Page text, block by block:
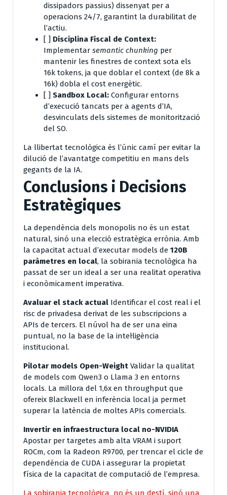
dissipadors passius) dissenyat per a
operacions 24/7, garantint la durabilitat de
l’actiu.
[ ] Disciplina Fiscal de Context:
Implementar semantic chunking per
mantenir les finestres de context sota els
16k tokens, ja que doblar el context (de 8k a
16k) dobla el cost energètic.
[ ] Sandbox Local: Configurar entorns
d’execució tancats per a agents d’IA,
desvinculats dels sistemes de monitorització
del SO.
La llibertat tecnològica és l’únic camí per evitar la
dilució de l’avantatge competitiu en mans dels
gegants de la IA.
Conclusions i Decisions
Estratègiques
La dependència dels monopolis no és un estat
natural, sinó una elecció estratègica errònia. Amb
la capacitat actual d’executar models de 120B
paràmetres en local, la sobirania tecnològica ha
passat de ser un ideal a ser una realitat operativa
i econòmicament imperativa.
Avaluar el stack actual Identificar el cost real i el
risc de privadesa derivat de les subscripcions a
APIs de tercers. El núvol ha de ser una eina
puntual, no la base de la intel·ligència
institucional.
Pilotar models Open-Weight Validar la qualitat
de models com Qwen3 o Llama 3 en entorns
locals. La millora del 1,6x en throughput que
ofereix Blackwell en inferència local ja permet
superar la latència de moltes APIs comercials.
Invertir en infraestructura local no-NVIDIA
Apostar per targetes amb alta VRAM i suport
ROCm, com la Radeon R9700, per trencar el cicle de
dependència de CUDA i assegurar la propietat
física de la capacitat de computació de l’empresa.
La sobirania tecnològica no és un destí, sinó una